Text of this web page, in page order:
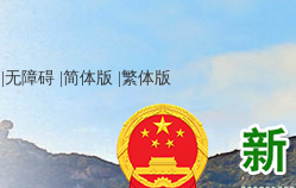
无障碍 简体版 繁体版